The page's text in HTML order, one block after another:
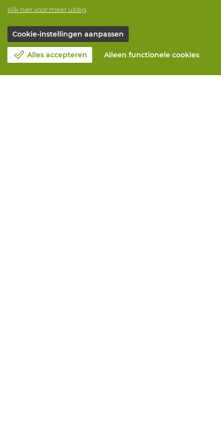
Klik hier voor meer uitleg
Cookie-instellingen aanpassen
Alles accepteren Alleen functionele cookies